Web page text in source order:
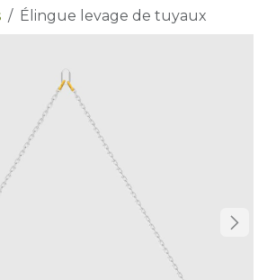
Élingue levage de tuyaux